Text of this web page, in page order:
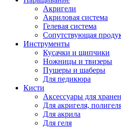
Акригели
Акриловая система
Гелевая система
Сопутствующая
Инструменты
Кусачки и щипчики
Ножницы и твизеры
Пушеры и шаберы
Для педикюра
Кисти
Аксессуары для
Для акригеля,
Для акрила
Для геля